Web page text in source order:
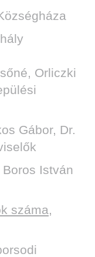
Orliczki
Gábor, Dr.
István
száma,